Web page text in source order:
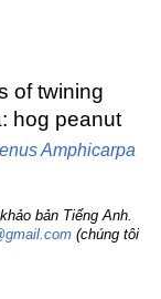
of twining
hog peanut
Amphicarpa
bản Tiếng Anh.
(chúng tôi